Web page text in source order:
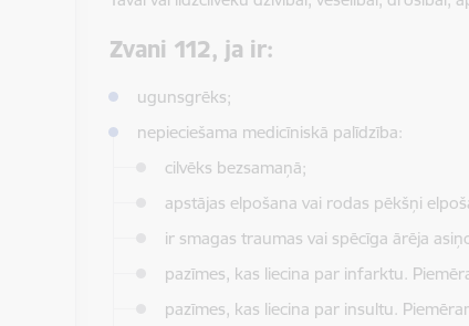
Zvani 112, ja ir:
ugunsgrēks;
nepieciešama medicīniskā palīdzība:
cilvēks bezsamaņā;
apstājas elpošana vai rodas pēkšņi
ir smagas traumas vai spēcīga ārēja
pazīmes, kas liecina par infarktu.
pazīmes, kas liecina par insultu.